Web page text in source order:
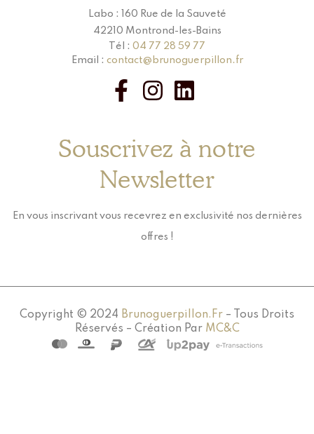
Labo : 160 Rue de la Sauveté
42210 Montrond-les-Bains
Tél : 04 77 28 59 77
Email : contact@brunoguerpillon.fr
Souscrivez à notre
Newsletter
En vous inscrivant vous recevrez en exclusivité nos dernières
offres !
Copyright © 2024 Brunoguerpillon.fr – Tous Droits
Réservés – Création Par MC&C